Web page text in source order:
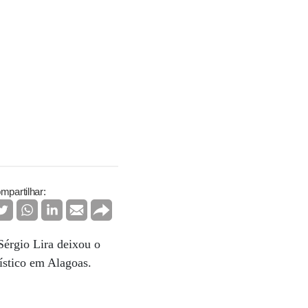
Lira deixou o
em Alagoas.